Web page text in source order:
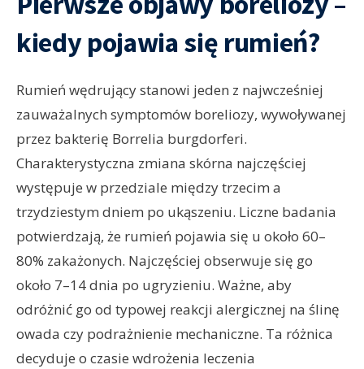
kiedy pojawia się rumień?
Rumień wędrujący stanowi jeden z najwcześniej
zauważalnych symptomów boreliozy, wywoływanej
przez bakterię Borrelia burgdorferi.
Charakterystyczna zmiana skórna najczęściej
występuje w przedziale między trzecim a
trzydziestym dniem po ukąszeniu. Liczne badania
potwierdzają, że rumień pojawia się u około 60–
80% zakażonych. Najczęściej obserwuje się go
około 7–14 dnia po ugryzieniu. Ważne, aby
odróżnić go od typowej reakcji alergicznej na ślinę
owada czy podrażnienie mechaniczne. Ta różnica
decyduje o czasie wdrożenia leczenia